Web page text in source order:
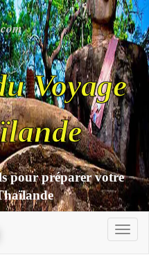
com
Voyage
pour préparer votre